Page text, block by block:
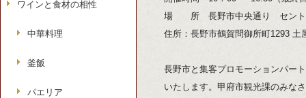
場 所 長野市中央通り セントラ
住所：長野市鶴賀問御所町1293
長野市と集客プロモーションパー
いたします。甲府市観光課のみな
ワインと食材の相性
中華料理
釜飯
パエリア